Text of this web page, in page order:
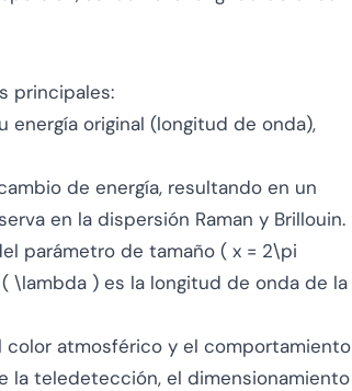
principales:
energía original (longitud de onda),
de energía, resultando en un
en la dispersión Raman y Brillouin.
parámetro de tamaño ( x = 2\pi
\lambda ) es la longitud de onda de la
color atmosférico y el comportamiento
la teledetección, el dimensionamiento